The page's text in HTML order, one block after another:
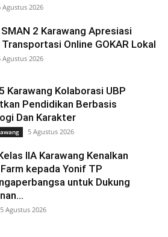
Agustus 2026
2 Karawang Apresiasi
Online GOKAR Lokal
Agustus 2026
Karawang Kolaborasi UBP
Pendidikan Berbasis
Dan Karakter
5 Agustus 2026
IIA Karawang Kenalkan
kepada Yonif TP
untuk Dukung
5 Agustus 2026